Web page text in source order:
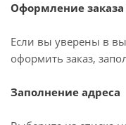
Оформление
Если вы уверены в
оформить заказ,
Заполнение адреса